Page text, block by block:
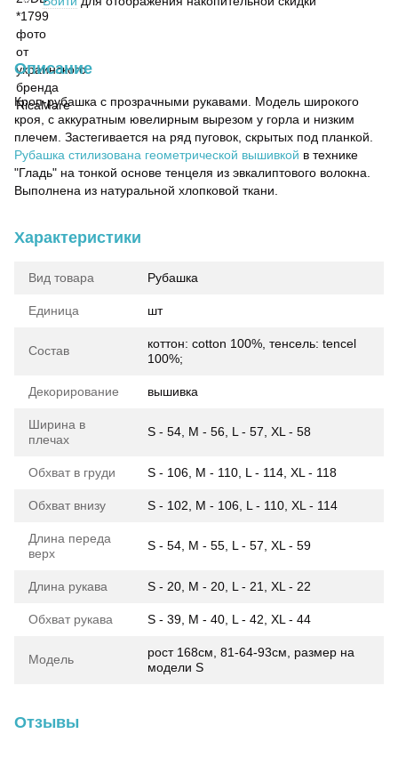
Описание
Кроп-рубашка с прозрачными рукавами. Модель широкого
кроя, с аккуратным ювелирным вырезом у горла и низким
плечем. Застегивается на ряд пуговок, скрытых под планкой.
Рубашка стилизована геометрической вышивкой в технике
"Гладь" на тонкой основе тенцеля из эвкалиптового волокна.
Выполнена из натуральной хлопковой ткани.
Характеристики
Вид товара Рубашка
Единица шт
Состав
коттон: cotton 100%, тенсель: tencel
100%;
Декорирование вышивка
Ширина в
плечах
S - 54, M - 56, L - 57, XL - 58
Обхват в груди S - 106, M - 110, L - 114, XL - 118
Обхват внизу S - 102, M - 106, L - 110, XL - 114
Длина переда
верх
S - 54, M - 55, L - 57, XL - 59
Длина рукава S - 20, M - 20, L - 21, XL - 22
Обхват рукава S - 39, M - 40, L - 42, XL - 44
Модель
рост 168см, 81-64-93см, размер на
модели S
Отзывы